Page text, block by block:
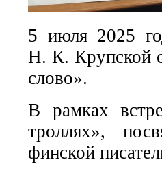
5 июля 2025
Н. К. Крупской
слово».
В рамках
троллях»,
финской